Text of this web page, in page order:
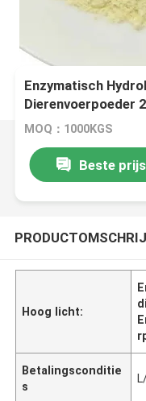
Enzymatisch
Dierenvoerpoeder
MOQ：1000KGS
Beste prijs
Hoog licht:
Betalingsconditie
s